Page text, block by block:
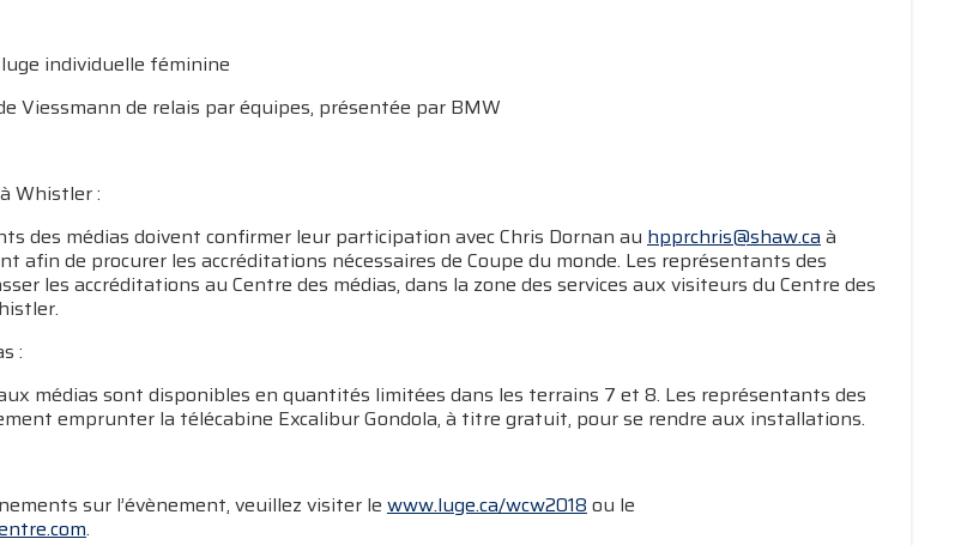
individuelle féminine
Viessmann de relais par équipes, présentée par BMW
Whistler :
des médias doivent confirmer leur participation avec Chris Dornan au hpprchris@shaw.caà
afin de procurer les accréditations nécessaires de Coupe du monde. Les représentants des
les accréditations au Centre des médias, dans la zone des services aux visiteurs du Centre des
:
médias sont disponibles en quantités limitées dans les terrains 7 et 8. Les représentants des
emprunter la télécabine Excalibur Gondola, à titre gratuit, pour se rendre aux installations.
sur l’évènement, veuillez visiter lewww.luge.ca/wcw2018​ou le
.